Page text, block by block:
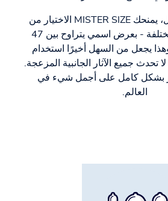
لتجنب هذه المشاكل، يمنحك MISTER SIZE الاختيار من
بين سبعة أحجام مختلفة - بعرض اسمي يتراوح بين 47
69 ملم. وهذا يجعل من السهل أخيرًا استخدام
تحدث جميع الآثار الجانبية المزعجة.
بشكل كامل على أجمل شيء في
العالم.